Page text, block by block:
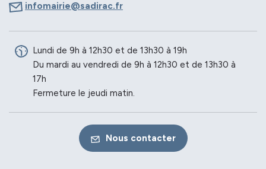
infomairie@sadirac.fr
Lundi de 9h à 12h30 et de 13h30 à 19h
Du mardi au vendredi de 9h à 12h30 et de 13h30 à
17h
Fermeture le jeudi matin.
Nous contacter